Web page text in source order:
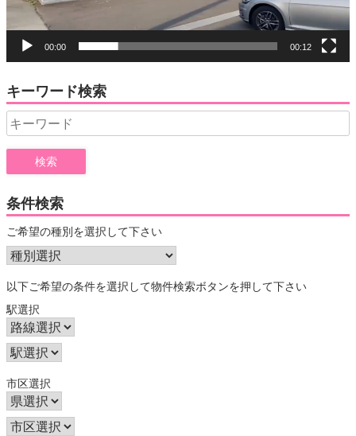
00:00 00:12
キーワード検索
Search
for:
条件検索
ご希望の種別を選択して下さい
以下ご希望の条件を選択して物件検索ボタンを押して下さい
駅選択
市区選択